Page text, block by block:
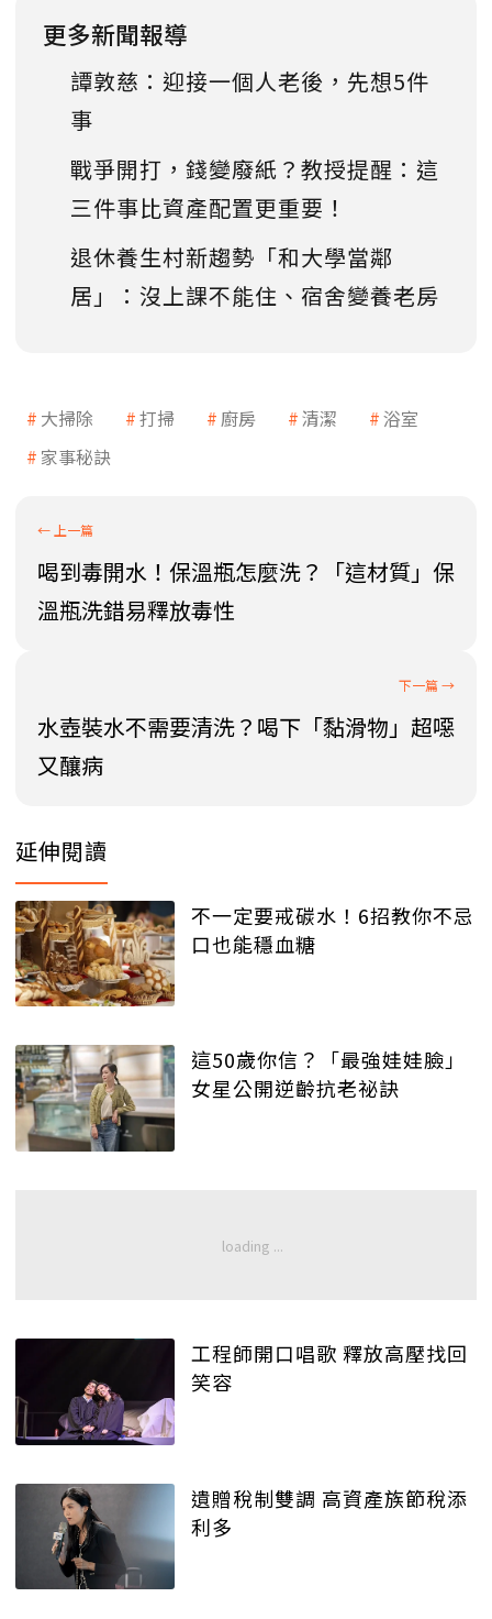
更多新聞報導
譚敦慈：迎接一個人老後，先想5件
事
戰爭開打，錢變廢紙？教授提醒：這
三件事比資產配置更重要！
退休養生村新趨勢「和大學當鄰
居」：沒上課不能住、宿舍變養老房
大掃除 打掃 廚房 清潔
浴室
家事秘訣
喝到毒開水！保溫瓶怎麼洗？「這材質」保
溫瓶洗錯易釋放毒性
水壺裝水不需要清洗？喝下「黏滑物」超噁
又釀病
延伸閱讀
不一定要戒碳水！6招教你不忌
口也能穩血糖
這50歲你信？「最強娃娃臉」
女星公開逆齡抗老祕訣
工程師開口唱歌 釋放高壓找回
笑容
遺贈稅制雙調 高資產族節稅添
利多